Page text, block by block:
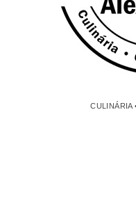
CULINÁRIA